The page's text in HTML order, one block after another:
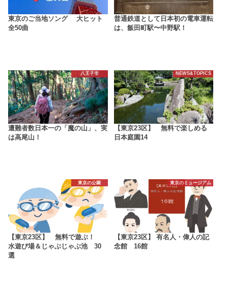
東京のご当地ソング 大ヒット
全50曲
普通鉄道として日本初の電車運転
は、飯田町駅〜中野駅！
八王子市
遭難者数日本一の「魔の山」、実
は高尾山！
NEWS&TOPICS
【東京23区】 無料で楽しめる
日本庭園14
東京の公園
【東京23区】 無料で遊ぶ！
水遊び場＆じゃぶじゃぶ池 30
選
東京のミュージアム
【東京23区】 有名人・偉人の記
念館 16館